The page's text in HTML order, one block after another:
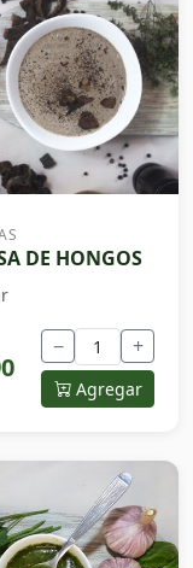
DE HONGOS
− +
Agregar